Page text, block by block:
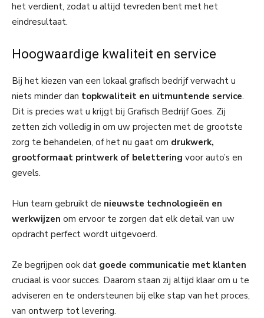
het verdient, zodat u altijd tevreden bent met het
eindresultaat.
Hoogwaardige kwaliteit en service
Bij het kiezen van een lokaal grafisch bedrijf verwacht u
niets minder dan topkwaliteit en uitmuntende service.
Dit is precies wat u krijgt bij Grafisch Bedrijf Goes. Zij
zetten zich volledig in om uw projecten met de grootste
zorg te behandelen, of het nu gaat om drukwerk,
grootformaat printwerk of belettering voor auto’s en
gevels.
Hun team gebruikt de nieuwste technologieën en
werkwijzen om ervoor te zorgen dat elk detail van uw
opdracht perfect wordt uitgevoerd.
Ze begrijpen ook dat goede communicatie met klanten
cruciaal is voor succes. Daarom staan zij altijd klaar om u te
adviseren en te ondersteunen bij elke stap van het proces,
van ontwerp tot levering.